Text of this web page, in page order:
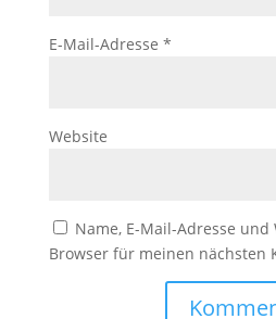
E-Mail-Adresse *
Website
Name, E-Mail-Adresse
Browser für meinen nächsten